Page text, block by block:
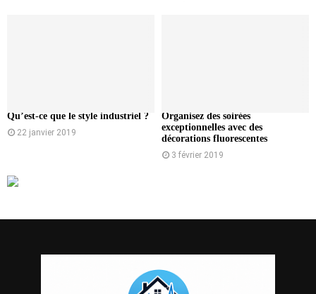
Qu’est-ce que le style industriel ?
22 janvier 2019
Organisez des soirées
exceptionnelles avec des
décorations fluorescentes
3 février 2019